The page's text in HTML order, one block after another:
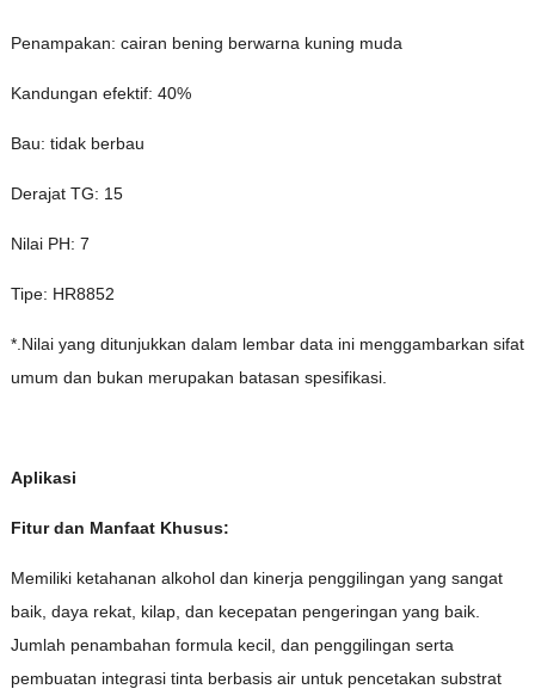
Penampakan: cairan bening berwarna kuning muda
Kandungan efektif: 40%
Bau: tidak berbau
Derajat TG: 15
Nilai PH: 7
Tipe: HR8852
*.Nilai yang ditunjukkan dalam lembar data ini menggambarkan sifat
umum dan bukan merupakan batasan spesifikasi.
Aplikasi
Fitur dan Manfaat Khusus:
Memiliki ketahanan alkohol dan kinerja penggilingan yang sangat
baik, daya rekat, kilap, dan kecepatan pengeringan yang baik.
Jumlah penambahan formula kecil, dan penggilingan serta
pembuatan integrasi tinta berbasis air untuk pencetakan substrat